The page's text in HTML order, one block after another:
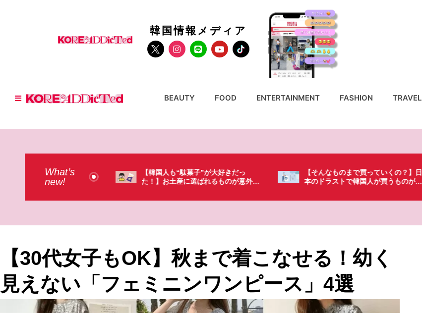
韓国情報メディア
BEAUTY FOOD ENTERTAINMENT FASHION TRAVEL
What’s
new!
も“駄菓子”が大好きだっ
土産に選ばれるものが意外過
【そんなものまで買っていくの？】日
本のドラストで韓国人が買うものがち
「これ無しじゃ生きられない…」日本
の調味料が最高過ぎる？韓国人が沼っ
【30代女子もOK】秋まで着こなせる！幼く
見えない「フェミニンワンピース」4選